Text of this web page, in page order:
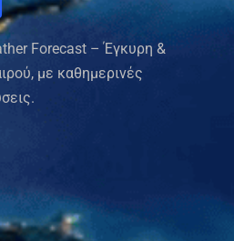
Forecast – Έγκυρη &
με καθημερινές